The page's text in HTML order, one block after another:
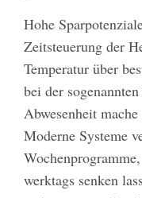
Hohe
Zeitsteuerung der
Temperatur über
bei der
Abwesenheit
Moderne Systeme
werktags senken